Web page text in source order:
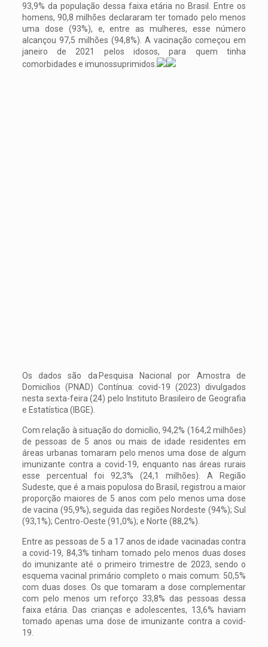
93,9% da população dessa faixa etária no Brasil. Entre os
homens, 90,8 milhões declararam ter tomado pelo menos
uma dose (93%), e, entre as mulheres, esse número
alcançou 97,5 milhões (94,8%). A vacinação começou em
janeiro de 2021 pelos idosos, para quem tinha
comorbidades e imunossuprimidos.
Os dados são da Pesquisa Nacional por Amostra de
Domicílios (PNAD) Contínua: covid-19 (2023) divulgados
nesta sexta-feira (24) pelo Instituto Brasileiro de Geografia
e Estatística (IBGE).
Com relação à situação do domicílio, 94,2% (164,2 milhões)
de pessoas de 5 anos ou mais de idade residentes em
áreas urbanas tomaram pelo menos uma dose de algum
imunizante contra a covid-19, enquanto nas áreas rurais
esse percentual foi 92,3% (24,1 milhões). A Região
Sudeste, que é a mais populosa do Brasil, registrou a maior
proporção maiores de 5 anos com pelo menos uma dose
de vacina (95,9%), seguida das regiões Nordeste (94%); Sul
(93,1%); Centro-Oeste (91,0%); e Norte (88,2%).
Entre as pessoas de 5 a 17 anos de idade vacinadas contra
a covid-19, 84,3% tinham tomado pelo menos duas doses
do imunizante até o primeiro trimestre de 2023, sendo o
esquema vacinal primário completo o mais comum: 50,5%
com duas doses. Os que tomaram a dose complementar
com pelo menos um reforço 33,8% das pessoas dessa
faixa etária. Das crianças e adolescentes, 13,6% haviam
tomado apenas uma dose de imunizante contra a covid-
19.